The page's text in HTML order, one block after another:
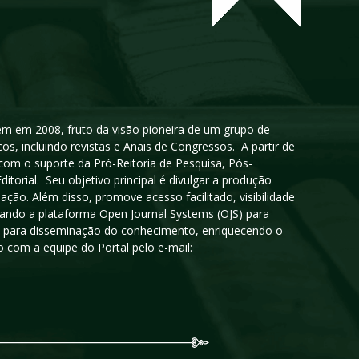
em 2008, fruto da visão pioneira de um grupo de
incluindo revistas e Anais de Congressos. A partir de
o suporte da Pró-Reitoria de Pesquisa, Pós-
Seu objetivo principal é divulgar a produção
Além disso, promove acesso facilitado, visibilidade
a plataforma Open Journal Systems (OJS) para
disseminação do conhecimento, enriquecendo o
a equipe do Portal pelo e-mail: